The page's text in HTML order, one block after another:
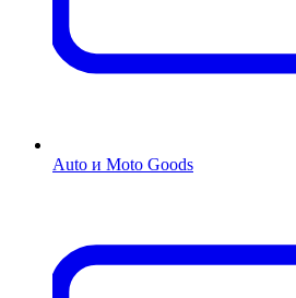
Auto и Moto Goods